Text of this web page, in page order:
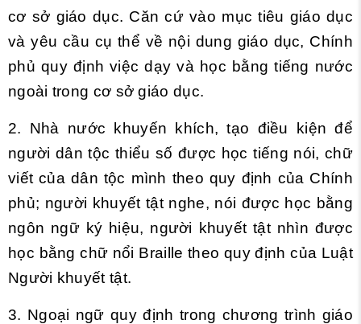
cơ sở giáo dục. Căn cứ vào mục tiêu giáo dục
và yêu cầu cụ thể về nội dung giáo dục, Chính
phủ quy định việc dạy và học bằng tiếng nước
ngoài trong cơ sở giáo dục.
2. Nhà nước khuyến khích, tạo điều kiện để
người dân tộc thiểu số được học tiếng nói, chữ
viết của dân tộc mình theo quy định của Chính
phủ; người khuyết tật nghe, nói được học bằng
ngôn ngữ ký hiệu, người khuyết tật nhìn được
học bằng chữ nổi Braille theo quy định của Luật
Người khuyết tật.
3. Ngoại ngữ quy định trong chương trình giáo